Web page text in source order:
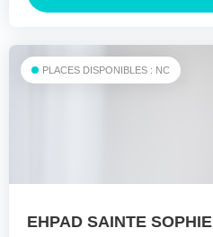
PLACES DISPONIBLES : NC
EHPAD SAINTE SOPHIE